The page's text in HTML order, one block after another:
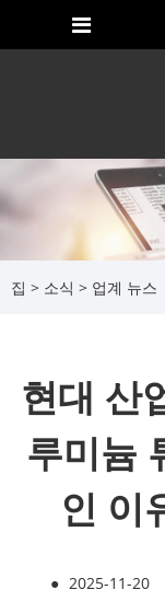
집 > 소식 > 업계 뉴스
현대 산
루미늄
인 이
● 2025-11-20